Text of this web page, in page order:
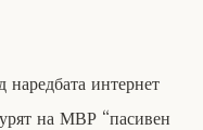
наредбата интернет
на МВР “пасивен